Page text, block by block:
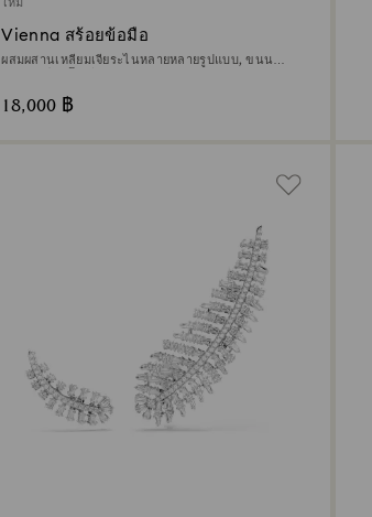
ใหม่
Vienna สร้อยข้อมือ
ผสมผสานเหลี่ยมเจียระไนหลายหลายรูปแบบ, ขนนก,
18,000 ฿